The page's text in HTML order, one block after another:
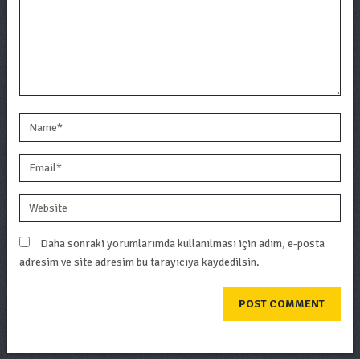
Daha sonraki yorumlarımda kullanılması için adım, e-posta
adresim ve site adresim bu tarayıcıya kaydedilsin.